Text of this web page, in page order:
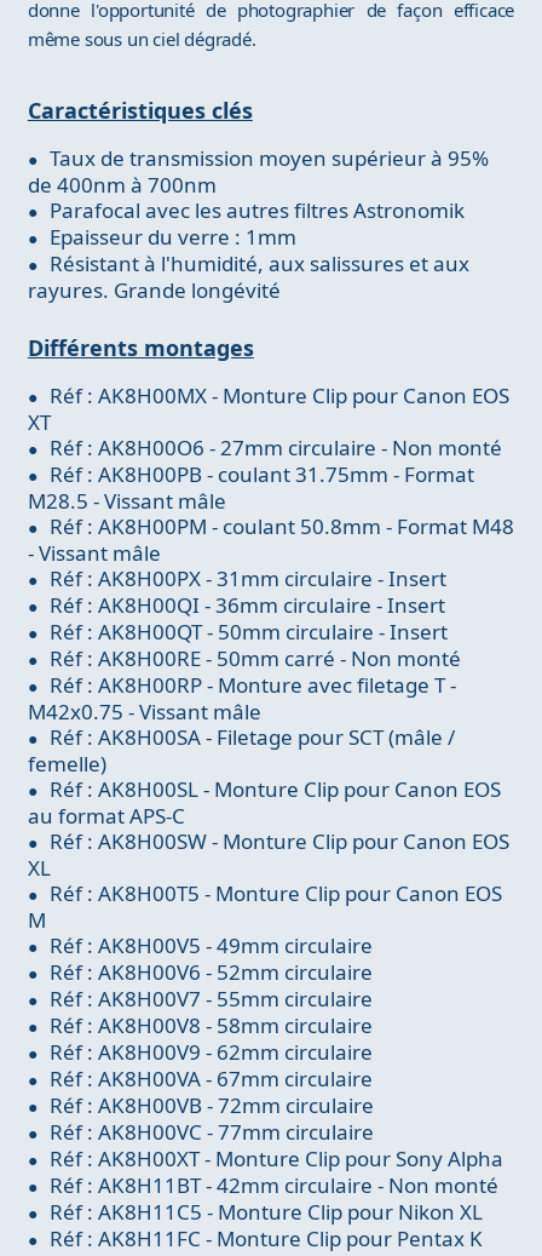
donne l'opportunité de photographier de façon efficace
même sous un ciel dégradé.
Caractéristiques clés
Taux de transmission moyen supérieur à 95%
de 400nm à 700nm
Parafocal avec les autres filtres Astronomik
Epaisseur du verre : 1mm
Résistant à l'humidité, aux salissures et aux
rayures. Grande longévité
Différents montages
Réf : AK8H00MX - Monture Clip pour Canon EOS
XT
Réf : AK8H00O6 - 27mm circulaire - Non monté
Réf : AK8H00PB - coulant 31.75mm - Format
M28.5 - Vissant mâle
Réf : AK8H00PM - coulant 50.8mm - Format M48
- Vissant mâle
Réf : AK8H00PX - 31mm circulaire - Insert
Réf : AK8H00QI - 36mm circulaire - Insert
Réf : AK8H00QT - 50mm circulaire - Insert
Réf : AK8H00RE - 50mm carré - Non monté
Réf : AK8H00RP - Monture avec filetage T -
M42x0.75 - Vissant mâle
Réf : AK8H00SA - Filetage pour SCT (mâle /
femelle)
Réf : AK8H00SL - Monture Clip pour Canon EOS
au format APS-C
Réf : AK8H00SW - Monture Clip pour Canon EOS
XL
Réf : AK8H00T5 - Monture Clip pour Canon EOS
M
Réf : AK8H00V5 - 49mm circulaire
Réf : AK8H00V6 - 52mm circulaire
Réf : AK8H00V7 - 55mm circulaire
Réf : AK8H00V8 - 58mm circulaire
Réf : AK8H00V9 - 62mm circulaire
Réf : AK8H00VA - 67mm circulaire
Réf : AK8H00VB - 72mm circulaire
Réf : AK8H00VC - 77mm circulaire
Réf : AK8H00XT - Monture Clip pour Sony Alpha
Réf : AK8H11BT - 42mm circulaire - Non monté
Réf : AK8H11C5 - Monture Clip pour Nikon XL
Réf : AK8H11FC - Monture Clip pour Pentax K